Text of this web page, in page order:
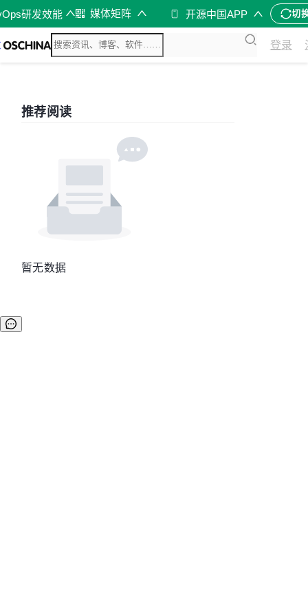
研发效能 媒体矩阵 开源中国APP 切
登录
推荐阅读
暂无数据